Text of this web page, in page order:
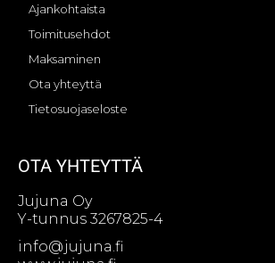
Ajankohtaista
Toimitusehdot
Maksaminen
Ota yhteyttä
Tietosuojaseloste
OTA YHTEYTTÄ
Jujuna Oy
Y-tunnus 3267825-4
info@jujuna.fi